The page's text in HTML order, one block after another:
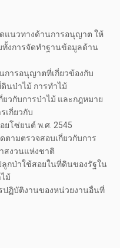
แนวทางด้านการอนุญาต ให้
ทั้งการจัดทำฐานข้อมูลด้าน
ารอนุญาตที่เกี่ยวข้องกับ
นป่าไม้ การทำไม้
วกับการป่าไม้ และกฎหมาย
เกี่ยวกับ
โซ่ยนต์ พ.ศ. 2545
ตามตรวจสอบเกี่ยวกับการ
สงวนแห่งชาติ
กป่าใช้สอยในที่ดินของรัฐใน
ม้
ฏิบัติงานของหน่วยงานอื่นที่